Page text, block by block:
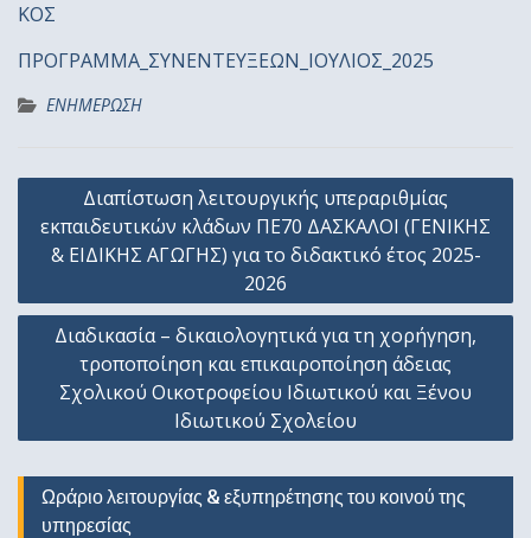
ΚΟΣ
ΠΡΟΓΡΑΜΜΑ_ΣΥΝΕΝΤΕΥΞΕΩΝ_ΙΟΥΛΙΟΣ_2025
ΕΝΗΜΕΡΩΣΗ
Πλοήγηση
άρθρων
Διαπίστωση λειτουργικής υπεραριθμίας
εκπαιδευτικών κλάδων ΠΕ70 ΔΑΣΚΑΛΟΙ (ΓΕΝΙΚΗΣ
& ΕΙΔΙΚΗΣ ΑΓΩΓΗΣ) για το διδακτικό έτος 2025-
2026
Διαδικασία – δικαιολογητικά για τη χορήγηση,
τροποποίηση και επικαιροποίηση άδειας
Σχολικού Οικοτροφείου Ιδιωτικού και Ξένου
Ιδιωτικού Σχολείου
Ωράριο λειτουργίας & εξυπηρέτησης του κοινού της
υπηρεσίας